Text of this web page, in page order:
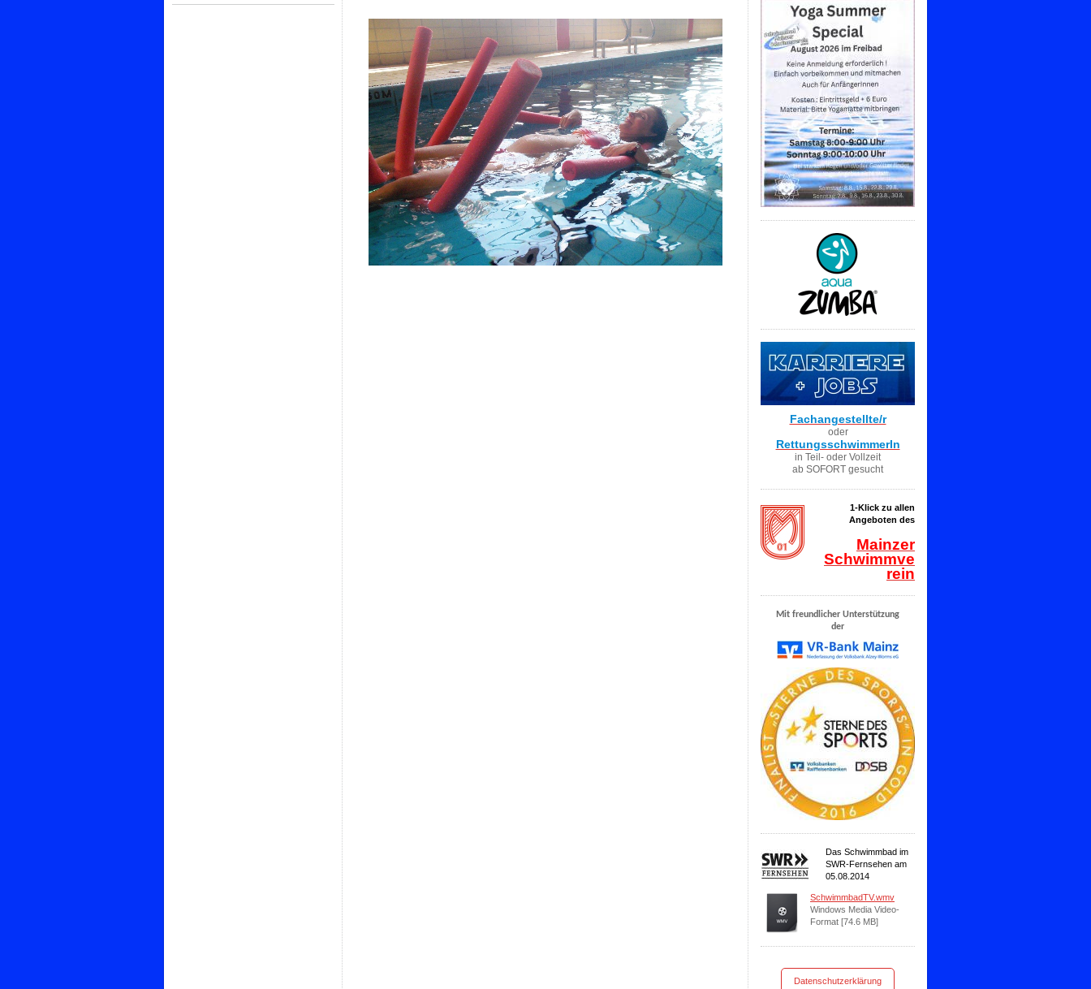
Fachangestellte/r
oder
RettungsschwimmerIn
in Teil- oder Vollzeit
ab SOFORT gesucht
1-Klick zu allen
Angeboten des
Mainzer
Schwimmve
rein
Mit freundlicher Unterstützung
der
Das Schwimmbad im
SWR-Fernsehen am
05.08.2014
SchwimmbadTV.wmv
Windows Media Video-
Format [74.6 MB]
Datenschutzerklärung